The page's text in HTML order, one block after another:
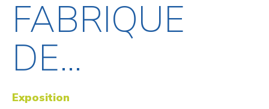
FABRIQUE
DE...
Exposition